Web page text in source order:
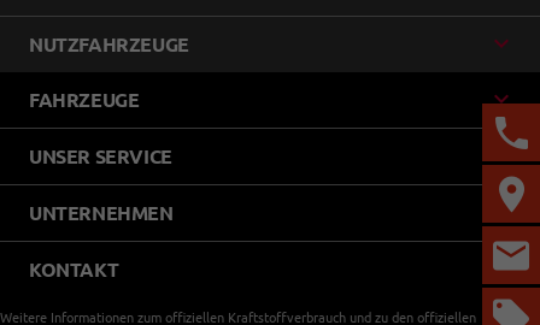
NUTZFAHRZEUGE
FAHRZEUGE
UNSER SERVICE
UNTERNEHMEN
KONTAKT
Weitere Informationen zum offiziellen Kraftstoffverbrauch und zu den offiziellen